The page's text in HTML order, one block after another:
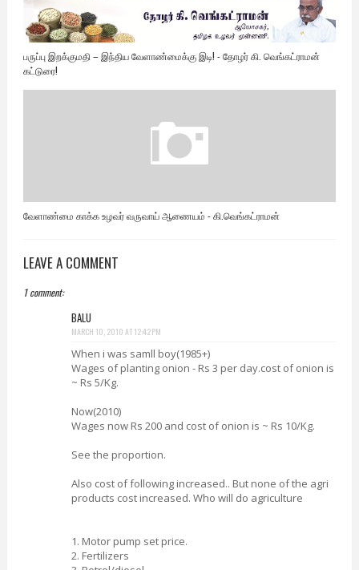
பருப்பு இறக்குமதி – இந்திய வேளாண்மைக்கு இடி! - தோழர் கி. வெங்கட்ராமன்
கட்டுரை!
வேளாண்மை காக்க உழவர் வருவாய் ஆணையம் - கி.வெங்கட்ராமன்
LEAVE A COMMENT
1 comment:
BALU
MARCH 10, 2010 AT 12:42 PM
When i was samll boy(1985+)
Wages of planting onion - Rs 3 per day.cost of onion is
~ Rs 5/Kg.
Now(2010)
Wages now Rs 200 and cost of onion is ~ Rs 10/Kg.
See the proportion.
Also cost of following increased.. But none of the agri
products cost increased. Who will do agriculture
1. Motor pump set price.
2. Fertilizers